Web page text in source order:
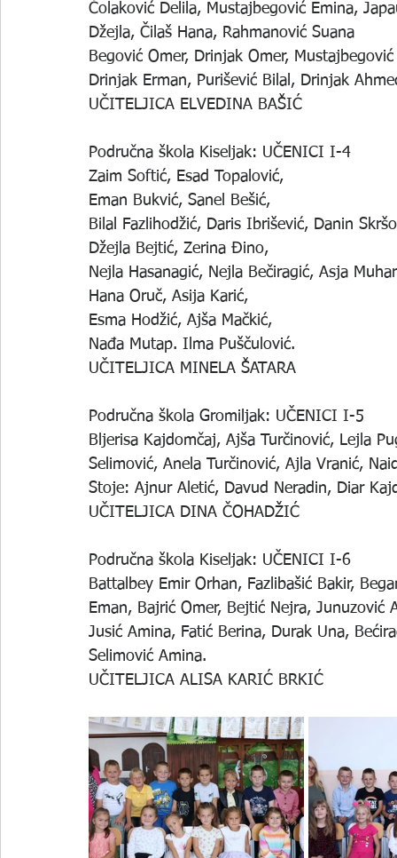
Čolaković Delila, Mustajbegović Emina,
Džejla, Čilaš Hana, Rahmanović Suana
Begović Omer, Drinjak Omer,
Drinjak Erman, Purišević Bilal, Drinjak
UČITELJICA ELVEDINA BAŠIĆ
Područna škola Kiseljak: UČENICI I-4
Zaim Softić, Esad Topalović,
Eman Bukvić, Sanel Bešić,
Bilal Fazlihodžić, Daris Ibrišević, Danin
Džejla Bejtić, Zerina Đino,
Nejla Hasanagić, Nejla Bečiragić, Asja
Hana Oruč, Asija Karić,
Esma Hodžić, Ajša Mačkić,
Nađa Mutap. Ilma Puščulović.
UČITELJICA MINELA ŠATARA
Područna škola Gromiljak: UČENICI I-5
Bljerisa Kajdomčaj, Ajša Turčinović, Lejla
Selimović, Anela Turčinović, Ajla Vranić,
Stoje: Ajnur Aletić, Davud Neradin, Diar
UČITELJICA DINA ČOHADŽIĆ
Područna škola Kiseljak: UČENICI I-6
Battalbey Emir Orhan, Fazlibašić Bakir,
Eman, Bajrić Omer, Bejtić Nejra,
Jusić Amina, Fatić Berina, Durak Una,
Selimović Amina.
UČITELJICA ALISA KARIĆ BRKIĆ